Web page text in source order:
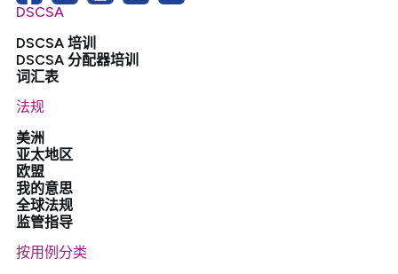
DSCSA
DSCSA 培训
DSCSA 分配器培训
词汇表
法规
美洲
亚太地区
欧盟
我的意思
全球法规
监管指导
按用例分类